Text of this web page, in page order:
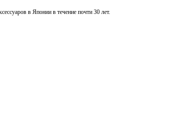
в Японии в течение почти 30 лет.